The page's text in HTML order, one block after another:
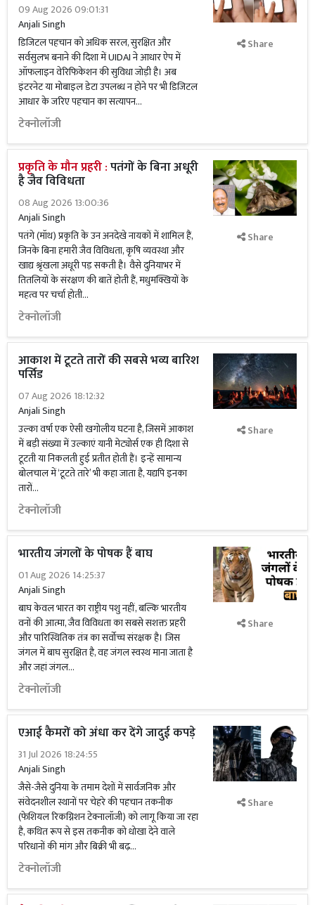
09 Aug 2026 09:01:31
Anjali Singh
डिजिटल पहचान को अधिक सरल, सुरक्षित और
सर्वसुलभ बनाने की दिशा में UIDAI ने आधार ऐप में
ऑफलाइन वेरिफिकेशन की सुविधा जोड़ी है। अब
इंटरनेट या मोबाइल डेटा उपलब्ध न होने पर भी डिजिटल
आधार के जरिए पहचान का सत्यापन...
टेक्नोलॉजी
Share
प्रकृति के मौन प्रहरी :पतंगों के बिना अधूरी
है जैव विविधता
08 Aug 2026 13:00:36
Anjali Singh
पतंगे (मॉथ) प्रकृति के उन अनदेखे नायकों में शामिल हैं,
जिनके बिना हमारी जैव विविधता, कृषि व्यवस्था और
खाद्य श्रृंखला अधूरी पड़ सकती है। वैसे दुनियाभर में
तितलियों के संरक्षण की बातें होती हैं, मधुमक्खियों के
महत्व पर चर्चा होती...
टेक्नोलॉजी
Share
आकाश में टूटते तारों की सबसे भव्य बारिश
पर्सिड
07 Aug 2026 18:12:32
Anjali Singh
उल्का वर्षा एक ऐसी खगोलीय घटना है, जिसमें आकाश
में बड़ी संख्या में उल्काएं यानी मेट्योर्स एक ही दिशा से
टूटती या निकलती हुई प्रतीत होती हैं। इन्हें सामान्य
बोलचाल में ‘टूटते तारे’ भी कहा जाता है, यद्यपि इनका
तारों...
टेक्नोलॉजी
Share
भारतीय जंगलों के पोषक हैं बाघ
01 Aug 2026 14:25:37
Anjali Singh
बाघ केवल भारत का राष्ट्रीय पशु नहीं, बल्कि भारतीय
वनों की आत्मा, जैव विविधता का सबसे सशक्त प्रहरी
और पारिस्थितिक तंत्र का सर्वोच्च संरक्षक है। जिस
जंगल में बाघ सुरक्षित है, वह जंगल स्वस्थ माना जाता है
और जहां जंगल...
टेक्नोलॉजी
Share
एआई कैमरों को अंधा कर देंगे जादुई कपड़े
31 Jul 2026 18:24:55
Anjali Singh
जैसे-जैसे दुनिया के तमाम देशों में सार्वजनिक और
संवेदनशील स्थानों पर चेहरे की पहचान तकनीक
(फेशियल रिकग्निशन टेक्नालॉजी) को लागू किया जा रहा
है, कथित रूप से इस तकनीक को धोखा देने वाले
परिधानों की मांग और बिक्री भी बढ़...
टेक्नोलॉजी
Share